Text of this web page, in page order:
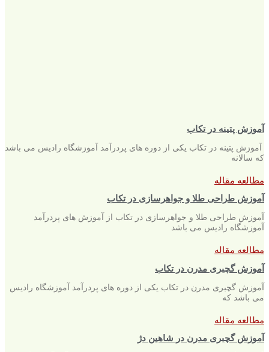
آموزش پتینه در تکاب
آموزش پتینه در تکاب یکی از دوره های پردرآمد آموزشگاه رادیس می باشد
که سالانه
مطالعه مقاله
آموزش طراحی طلا و جواهرسازی در تکاب
آموزش طراحی طلا و جواهرسازی در تکاب از آموزش های پردرآمد
آموزشگاه رادیس می باشد
مطالعه مقاله
آموزش گچبری مدرن در تکاب
آموزش گچبری مدرن در تکاب یکی از دوره های پردرآمد آموزشگاه رادیس
می باشد که
مطالعه مقاله
آموزش گچبری مدرن در شاهین دژ